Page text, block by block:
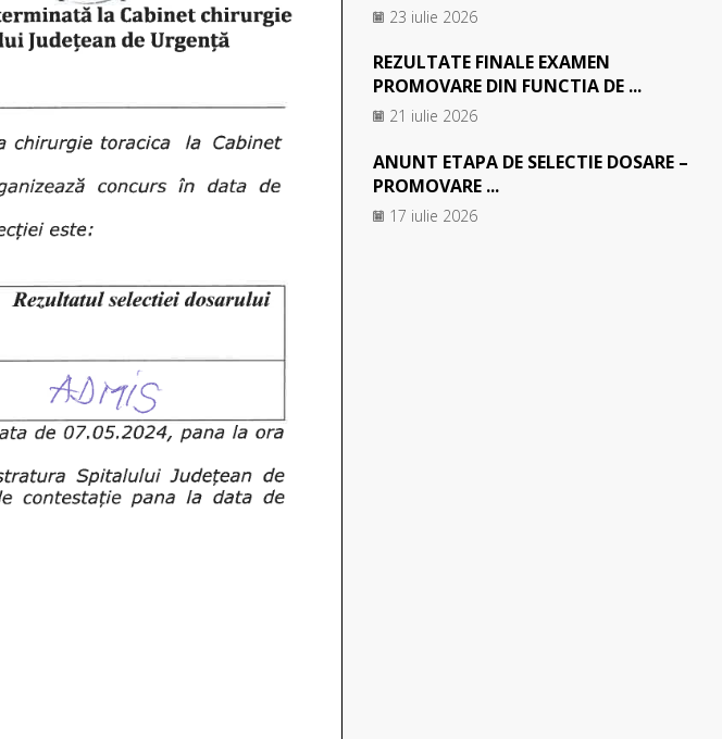
23 iulie 2026
REZULTATE FINALE EXAMEN
PROMOVARE DIN FUNCTIA DE ...
21 iulie 2026
ANUNT ETAPA DE SELECTIE DOSARE –
PROMOVARE ...
17 iulie 2026